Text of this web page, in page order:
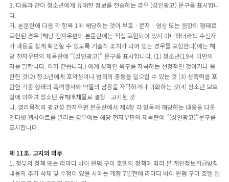
3. 다음과 같이 청소년에게 유해한 정보를 전송하는 경우 (성인광고) 문구를 표시합니
다.
가. 본문란에 다음 각 항목 1에 해당하는 것이 부호ㆍ문자ㆍ영상 또는 음향의 형태로
표현된 경우 (해당 전자우편의 본문란에는 직접 표현되어 있지 아니하더라도 수신자
가 내용을 쉽게 확인할 수 있도록 기술적 조치가 되어 있는 경우를 포함한다)에는 해
당 전자우편의 제목란에 "(성인광고)" 문구를 표시합니다. (1) 청소년(19세 미만의
자를 말합니다. 이하 같습니다.) 에게 성적인 욕구를 자극하는 선정적인 것이거나 음
란한 것(2) 청소년에게 포악성이나 범죄의 충동을 일으킬 수 있는 것 (3) 성폭력을 포
함한 각종 형태의 폭력행사와 약물의 남용을 자극하거나 미화하는 것(4) 청소년 보호
법에 의하여 청소년 유해매체물로 결정ㆍ고시된 것
나. 영리목적의 광고성 전자우편 본문란에서 제4항 각 항목에 해당하는 내용을 다룬
인터넷 웹사이트를 알리는 경우에는 해당 전자우편의 제목란에 "(성인광고)"문구를
표시합니다.
제 11조. 고지의 의무
1. 정부의 정책 또는 라마다 바이 윈덤 구미 호텔의 정책에 따라 본 개인정보취급방침
내용의 추가 삭제 및 수정이 있을 시에는 개정 7일전에 라마다 바이 윈덤 구미 호텔 웹